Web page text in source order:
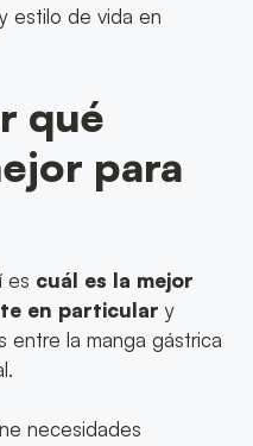
estilo de vida en
qué
para
es cuál es la mejor
en particular y
entre la manga gástrica
necesidades